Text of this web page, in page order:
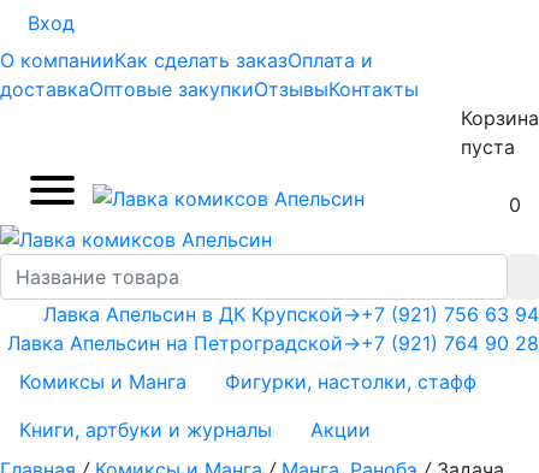
Вход
О компанииКак сделать заказОплата и
доставкаОптовые закупкиОтзывыКонтакты
Корзина
пуста
0
+7 (921) 756 63 94
+7 (921) 764 90 28
Лавка Апельсин в ДК Крупской→
Лавка Апельсин на Петроградской→
Комиксы и Манга
Фигурки, настолки, стафф
Книги, артбуки и журналы
Акции